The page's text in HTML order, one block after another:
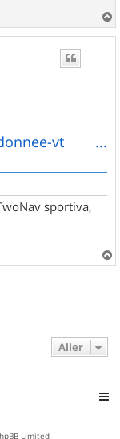
a
u
vt ...
sportiva,
a
Aller
Limited